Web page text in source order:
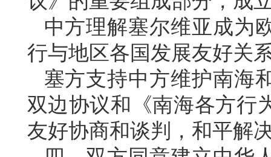
中方理解塞尔维亚成为
行与地区各国发展友好关
塞方支持中方维护南海
双边协议和《南海各方行
友好协商和谈判，和平解